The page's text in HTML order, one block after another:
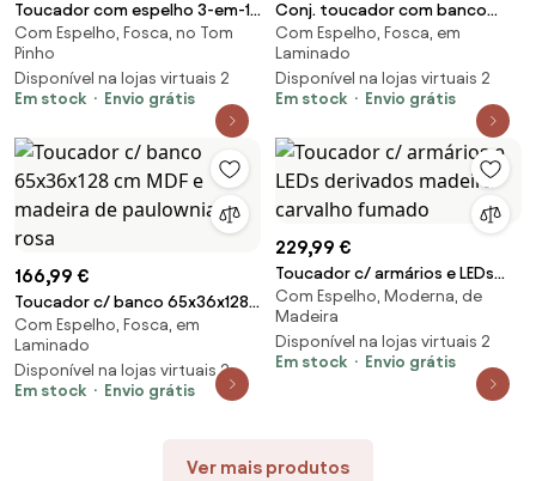
Toucador com espelho 3-em-1
e banco 2 gavetas branco
Com Espelho, Fosca, no Tom
Pinho
Disponível na lojas virtuais 2
Em stock
Envio grátis
Conj. toucador com banco
50x59x136 cm madeira
paulownia cinza
Com Espelho, Fosca, em
Laminado
Disponível na lojas virtuais 2
Em stock
Envio grátis
166,99 €
Toucador c/ banco 65x36x128
cm MDF e madeira de
paulownia rosa
Com Espelho, Fosca, em
Laminado
Disponível na lojas virtuais 2
Em stock
Envio grátis
229,99 €
Toucador c/ armários e LEDs
derivados madeira carvalho
fumado
Com Espelho, Moderna, de
Madeira
Disponível na lojas virtuais 2
Em stock
Envio grátis
Ver mais produtos